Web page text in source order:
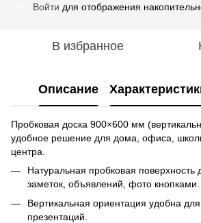
Войти для отображения
В избранное
Описание
Пробковая доска 900×600 мм
удобное решение для дома, офиса,
центра.
Натуральная пробковая поверхность
заметок, объявлений, фото кнопками.
Вертикальная ориентация удобна для
презентаций.